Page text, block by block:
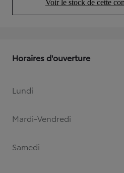
Voir le stock de cette
(Opens
Horaires d'ouverture
Lundi
Mardi-Vendredi
Samedi